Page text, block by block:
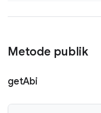
Metode publik
getAbi